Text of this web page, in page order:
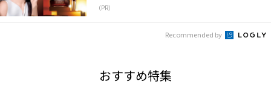
（PR）
Recommended by
おすすめ特集